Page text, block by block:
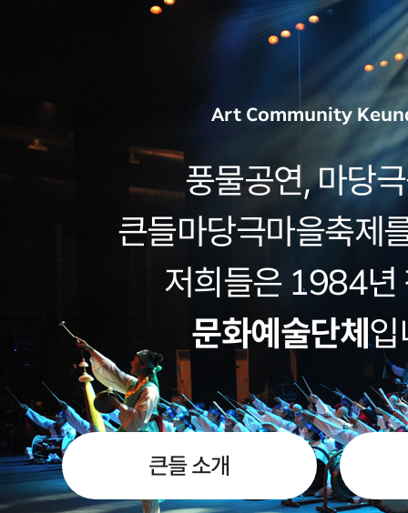
Art Community
풍물공연, 마당
큰들마당극마을축제
저희들은 1984년
문화예술단체입
큰들 소개